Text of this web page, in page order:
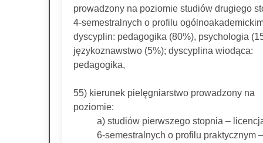
prowadzony na poziomie studiów drugiego
4-semestralnych o profilu
dyscyplin: pedagogika (80%), psychologia
językoznawstwo (5%); dyscyplina wiodąca:
pedagogika,
55) kierunek pielęgniarstwo prowadzony na
poziomie:
a) studiów pierwszego stopnia –
6-semestralnych o profilu praktycznym